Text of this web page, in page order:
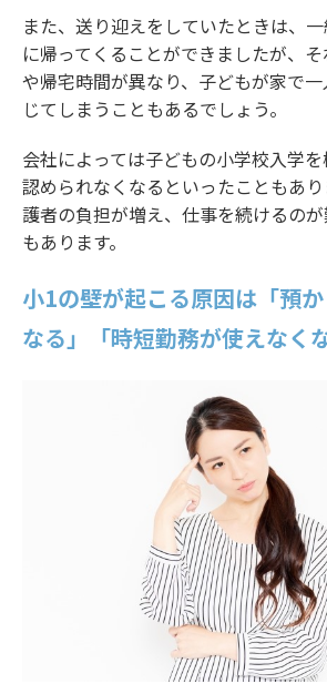
また、送り迎えをしていたときは、
に帰ってくることができましたが、
や帰宅時間が異なり、子どもが家で
じてしまうこともあるでしょう。
会社によっては子どもの小学校入学
認められなくなるといったこともあ
護者の負担が増え、仕事を続けるの
もあります。
小1の壁が起こる原因は「預
なる」「時短勤務が使えなく